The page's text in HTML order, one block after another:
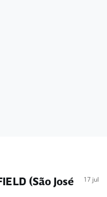
(São José
17 jul